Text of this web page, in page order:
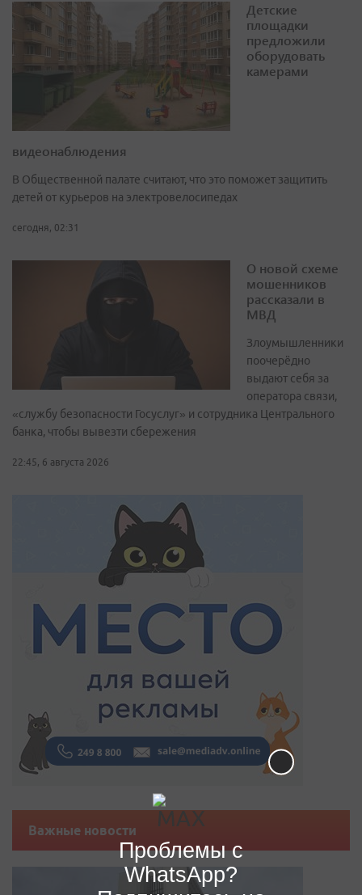
Детские
площадки
предложили
оборудовать
камерами
видеонаблюдения
В Общественной палате считают, что это поможет защитить
детей от курьеров на электровелосипедах
сегодня, 02:31
О новой схеме
мошенников
рассказали в
МВД
Злоумышленники
поочерёдно
выдают себя за
оператора связи,
«службу безопасности Госуслуг» и сотрудника Центрального
банка, чтобы вывезти сбережения
22:45, 6 августа 2026
Важные новости
Проблемы с
WhatsApp?